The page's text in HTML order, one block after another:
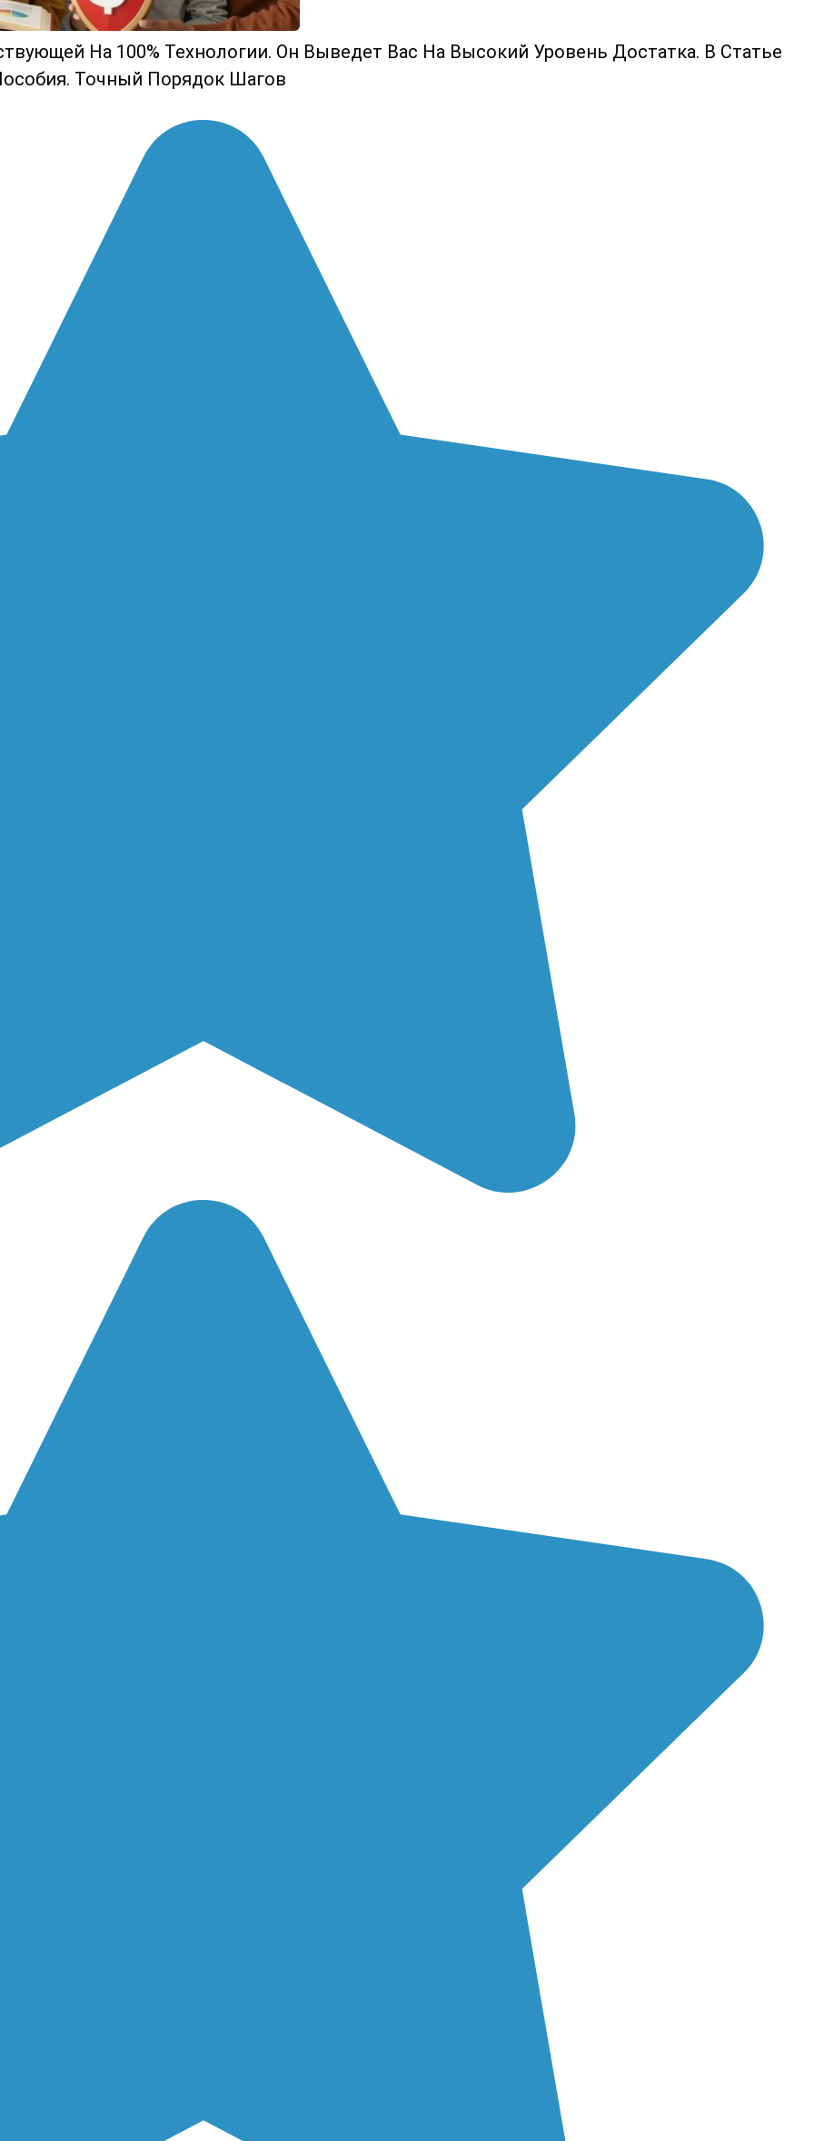
На 100% Технологии. Он Выведет Вас На Высокий Уровень Достатка. В Статье
Точный Порядок Шагов